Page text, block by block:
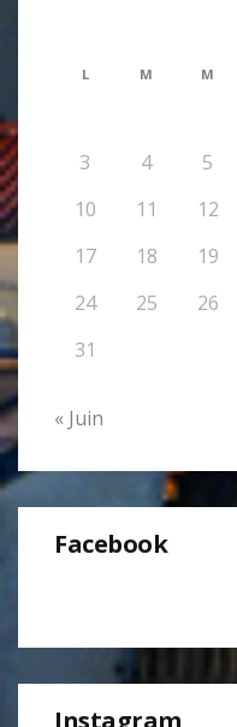
L M M
3
4 5
10
11 12
17
18 19
24
25 26
31
« Juin
Facebook